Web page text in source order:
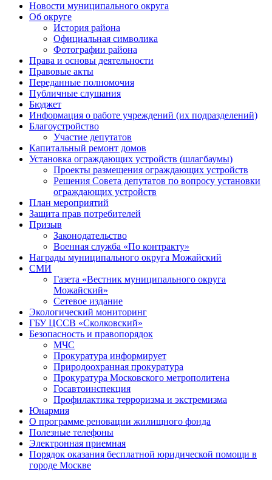
Новости муниципального округа
Об округе
История района
Официальная символика
Фотографии района
Права и основы деятельности
Правовые акты
Переданные полномочия
Публичные слушания
Бюджет
Информация о работе учреждений (их подразделений)
Благоустройство
Участие депутатов
Капитальный ремонт домов
Установка ограждающих устройств (шлагбаумы)
Проекты размещения ограждающих устройств
Решения Совета депутатов по вопросу установки
ограждающих устройств
План мероприятий
Защита прав потребителей
Призыв
Законодательство
Военная служба «По контракту»
Награды муниципального округа Можайский
СМИ
Газета «Вестник муниципального округа
Можайский»
Сетевое издание
Экологический мониторинг
ГБУ ЦССВ «Сколковский»
Безопасность и правопорядок
МЧС
Прокуратура информирует
Природоохранная прокуратура
Прокуратура Московского метрополитена
Госавтоинспекция
Профилактика терроризма и экстремизма
Юнармия
О программе реновации жилищного фонда
Полезные телефоны
Электронная приемная
Порядок оказания бесплатной юридической помощи в
городе Москве